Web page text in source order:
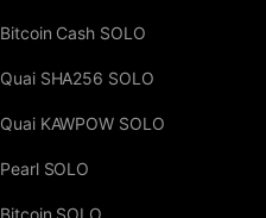
Bitcoin Cash SOLO
Quai SHA256 SOLO
Quai KAWPOW SOLO
Pearl SOLO